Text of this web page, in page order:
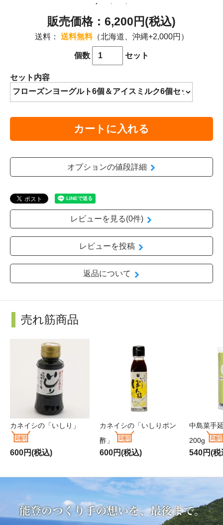
6,200円(税込)
送料： 送料無料（北海道、沖縄+2,000円）
個数 セット
セット内容
カートに入れる
オプションの値段詳細
レビューを見る(0件)
レビューを投稿
返品について
売れ筋商品
カネイシの「いしり」
600円(税込)
カネイシの「いしりポン
酢」
600円(税込)
中島菜手
200g
540円(税